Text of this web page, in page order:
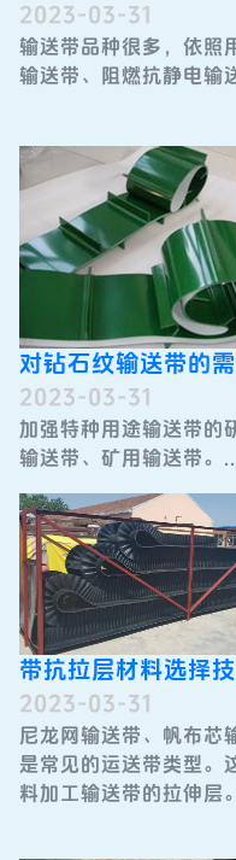
2023-03-31
输送带​品种很多，依照
输送带、阻燃抗静电输
对钻石纹输送带的
2023-03-31
加强特种用途输送带​的
输送带、矿用输送带。
带抗拉层材料选择
2023-03-31
尼龙网输送带​、帆布芯
是常见的运送带类型。
料加工输送带的拉伸层